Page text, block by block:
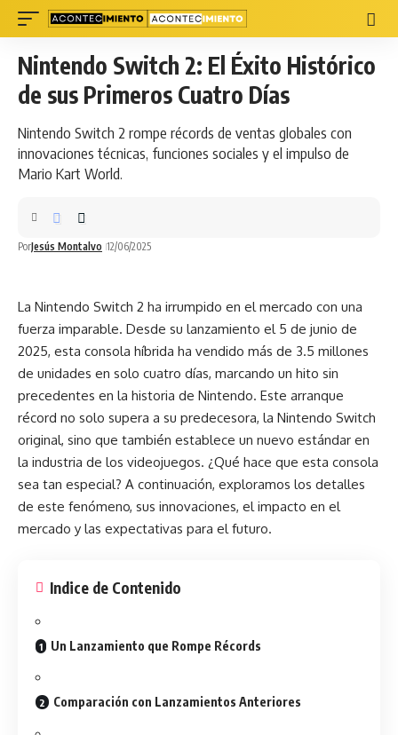
Nintendo Switch 2: El Éxito Histórico
de sus Primeros Cuatro Días
Nintendo Switch 2 rompe récords de ventas globales con
innovaciones técnicas, funciones sociales y el impulso de
Mario Kart World.
PorJesús Montalvo 12/06/2025
La Nintendo Switch 2 ha irrumpido en el mercado con una
fuerza imparable. Desde su lanzamiento el 5 de junio de
2025, esta consola híbrida ha vendido más de 3.5 millones
de unidades en solo cuatro días, marcando un hito sin
precedentes en la historia de Nintendo. Este arranque
récord no solo supera a su predecesora, la Nintendo Switch
original, sino que también establece un nuevo estándar en
la industria de los videojuegos. ¿Qué hace que esta consola
sea tan especial? A continuación, exploramos los detalles
de este fenómeno, sus innovaciones, el impacto en el
mercado y las expectativas para el futuro.
Indice de Contenido
Un Lanzamiento que Rompe Récords
Comparación con Lanzamientos Anteriores